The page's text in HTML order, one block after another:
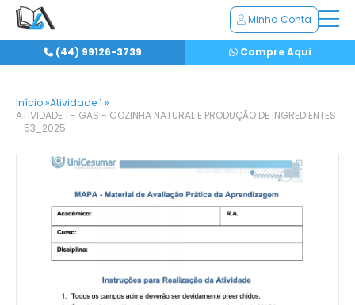
Minha Conta
(44) 99126-3739 Compre Aqui
Início »Atividade 1 »
ATIVIDADE 1 - GAS - COZINHA NATURAL E PRODUÇÃO DE INGREDIENTES
- 53_2025